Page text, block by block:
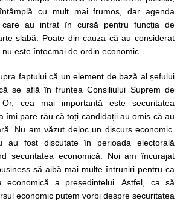
cu mult mai frumos, dar agenda
care au intrat în cursă pentru funcția de
slabă. Poate din cauza că au considerat
este întocmai de ordin economic.
faptului că un element de bază al șefului
se află în fruntea Consiliului Suprem de
cea mai importantă este securitatea
îmi pare rău că toți candidații au omis că au
Nu am văzut deloc un discurs economic.
au fost discutate în perioada electorală
securitatea economică. Noi am încurajat
să aibă mai multe întruniri pentru ca
economică a președintelui. Astfel, ca să
economic putem vorbi despre securitatea